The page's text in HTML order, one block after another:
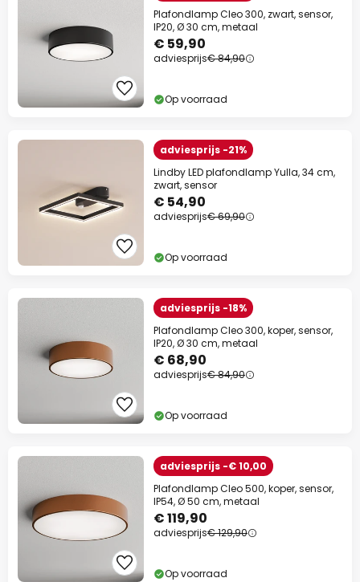
Plafondlamp Cleo 300, zwart, sensor,
IP20, Ø 30 cm, metaal
€ 59,90
adviesprijs€ 84,90
Op voorraad
adviesprijs -21%
Lindby LED plafondlamp Yulla, 34 cm,
zwart, sensor
€ 54,90
adviesprijs€ 69,90
Op voorraad
adviesprijs -18%
Plafondlamp Cleo 300, koper, sensor,
IP20, Ø 30 cm, metaal
€ 68,90
adviesprijs€ 84,90
Op voorraad
adviesprijs -€ 10,00
Plafondlamp Cleo 500, koper, sensor,
IP54, Ø 50 cm, metaal
€ 119,90
adviesprijs€ 129,90
Op voorraad